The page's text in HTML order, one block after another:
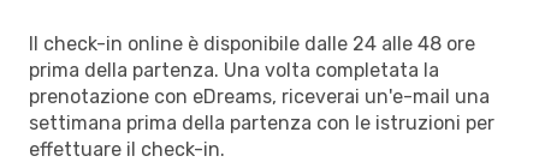
Il check-in online è disponibile dalle 24 alle 48 ore
prima della partenza. Una volta completata la
prenotazione con eDreams, riceverai un'e-mail una
settimana prima della partenza con le istruzioni per
effettuare il check-in.